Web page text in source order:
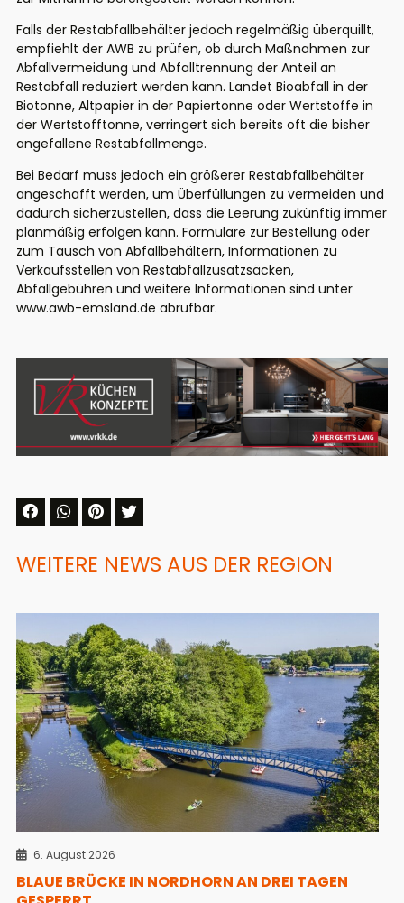
Falls der Restabfallbehälter jedoch regelmäßig überquillt,
empfiehlt der AWB zu prüfen, ob durch Maßnahmen zur
Abfallvermeidung und Abfalltrennung der Anteil an
Restabfall reduziert werden kann. Landet Bioabfall in der
Biotonne, Altpapier in der Papiertonne oder Wertstoffe in
der Wertstofftonne, verringert sich bereits oft die bisher
angefallene Restabfallmenge.
Bei Bedarf muss jedoch ein größerer Restabfallbehälter
angeschafft werden, um Überfüllungen zu vermeiden und
dadurch sicherzustellen, dass die Leerung zukünftig immer
planmäßig erfolgen kann. Formulare zur Bestellung oder
zum Tausch von Abfallbehältern, Informationen zu
Verkaufsstellen von Restabfallzusatzsäcken,
Abfallgebühren und weitere Informationen sind unter
www.awb-emsland.de abrufbar.
WEITERE NEWS AUS DER REGION
6. August 2026
BLAUE BRÜCKE IN NORDHORN AN DREI TAGEN